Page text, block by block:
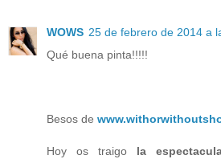
WOWS 25 de febrero de 2014 a
Qué buena pinta!!!!!
Besos de
Hoy os traigo la